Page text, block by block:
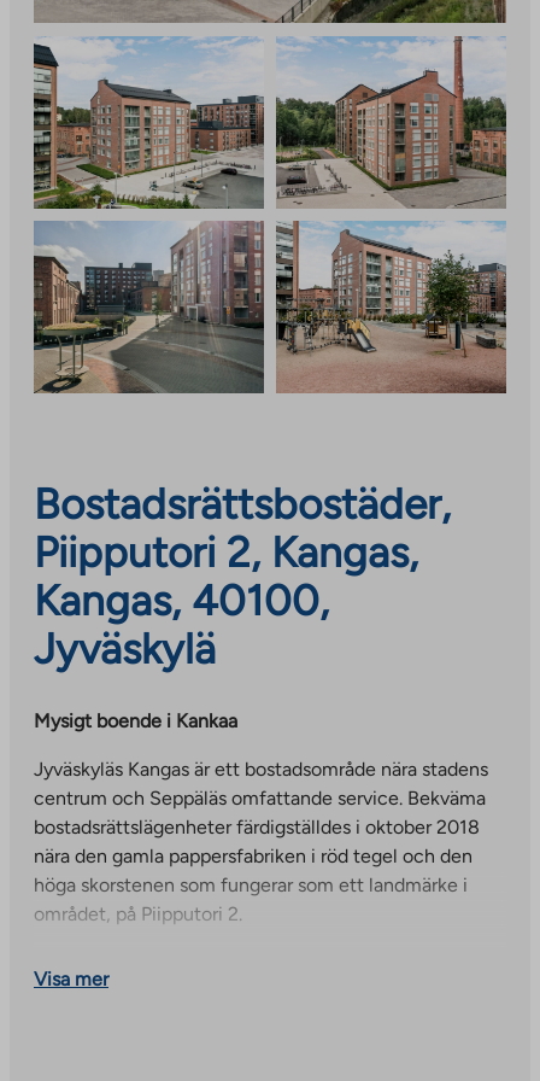
Bostadsrättsbostäder,
Piipputori 2, Kangas,
Kangas, 40100,
Jyväskylä
Mysigt boende i Kankaa
Jyväskyläs Kangas är ett bostadsområde nära stadens
centrum och Seppäläs omfattande service. Bekväma
bostadsrättslägenheter färdigställdes i oktober 2018
nära den gamla pappersfabriken i röd tegel och den
höga skorstenen som fungerar som ett landmärke i
området, på Piipputori 2.
vindsvåning, där du bland annat hittar förråd och
Visa mer